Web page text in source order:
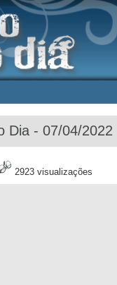
Dia - 07/04/2022
2923 visualizações